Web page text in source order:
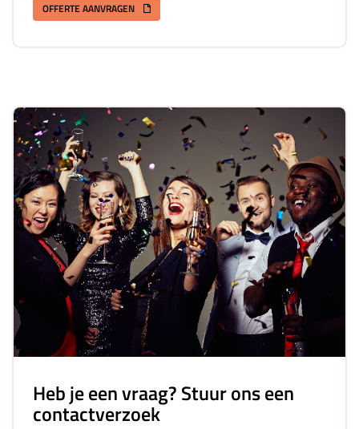
OFFERTE AANVRAGEN
Heb je een vraag? Stuur ons een
contactverzoek